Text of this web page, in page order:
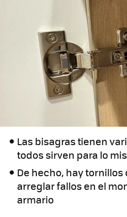
Las bisagras tienen
todos sirven para lo
De hecho, hay tornillos
arreglar fallos en el
armario